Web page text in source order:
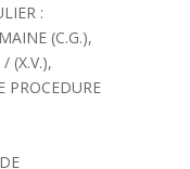
:
(C.G.),
(X.V.),
PROCEDURE